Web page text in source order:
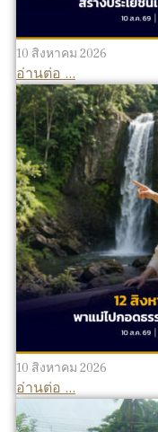
10 สิงหาคม 2026
อ่านต่อ ...
10 สิงหาคม 2026
อ่านต่อ ...